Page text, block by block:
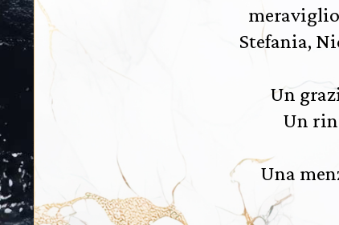
Stefania,
Un
Un
Una